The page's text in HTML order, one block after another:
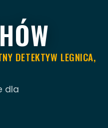
DETEKTYW LEGNICA,
dla